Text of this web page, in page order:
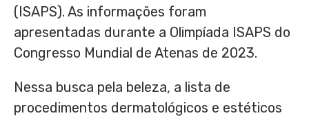
(ISAPS). As informações foram
apresentadas durante a Olimpíada ISAPS do
Congresso Mundial de Atenas de 2023.
Nessa busca pela beleza, a lista de
procedimentos dermatológicos e estéticos